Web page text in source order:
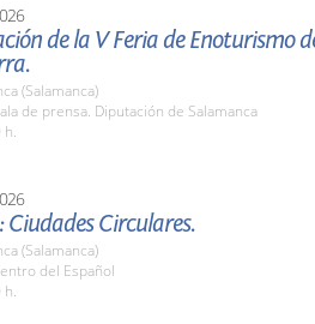
de la V Feria de Enoturismo
(Salamanca)
de prensa. Diputación de Salamanca
h.
Ciudades Circulares.
(Salamanca)
del Español
h.